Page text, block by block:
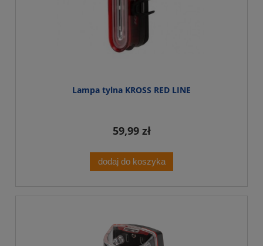
Lampa tylna KROSS RED LINE
59,99 zł
dodaj do koszyka